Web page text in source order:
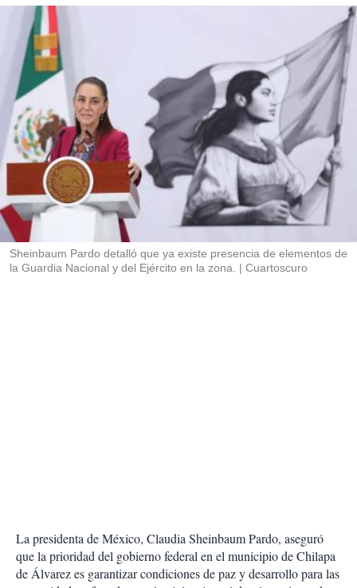
i
o
n
e
s
d
c
o
m
p
a
r
t
r
Sheinbaum Pardo detalló que ya existe presencia de elementos de
la Guardia Nacional y del Ejército en la zona.
Cuartoscuro
La presidenta de México, Claudia Sheinbaum Pardo, aseguró
que la prioridad del gobierno federal en el municipio de Chilapa
de Álvarez es garantizar condiciones de paz y desarrollo para las